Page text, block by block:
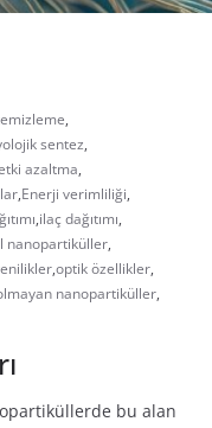
,
sentez,
azaltma,
,Enerji verimliliği,
,ilaç dağıtımı,
nanopartiküller,
,optik özellikler,
nanopartiküller,
bu alan